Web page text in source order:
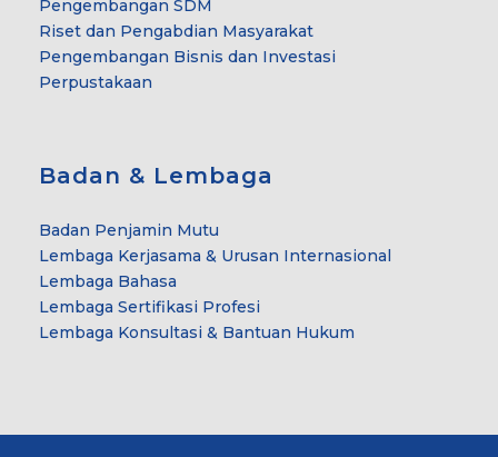
Pengembangan SDM
Riset dan Pengabdian Masyarakat
Pengembangan Bisnis dan Investasi
Perpustakaan
Badan & Lembaga
Badan Penjamin Mutu
Lembaga Kerjasama & Urusan Internasional
Lembaga Bahasa
Lembaga Sertifikasi Profesi
Lembaga Konsultasi & Bantuan Hukum